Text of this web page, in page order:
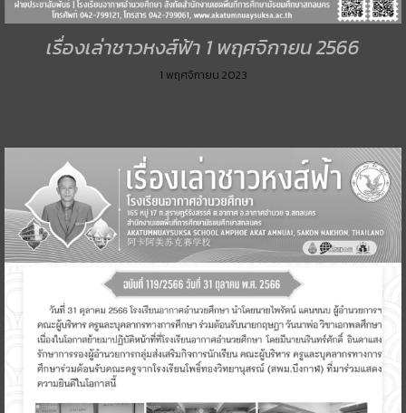
เรื่องเล่าชาวหงส์ฟ้า 1 พฤศจิกายน 2566
1 พฤศจิกายน 2023